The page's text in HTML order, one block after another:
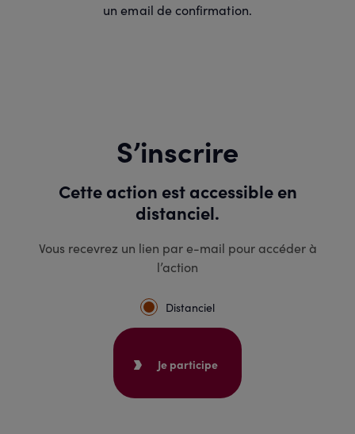
un email de confirmation.
S’inscrire
Cette action est accessible en
distanciel.
Vous recevrez un lien par e-mail pour accéder à
l’action
Distanciel
Je participe